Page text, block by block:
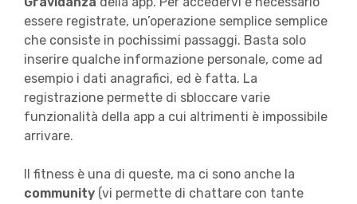
essere registrate, un’operazione semplice semplice
che consiste in pochissimi passaggi. Basta solo
inserire qualche informazione personale, come ad
esempio i dati anagrafici, ed è fatta. La
registrazione permette di sbloccare varie
funzionalità della app a cui altrimenti è impossibile
arrivare.
Il fitness è una di queste, ma ci sono anche la
community(vi permette di chattare con tante